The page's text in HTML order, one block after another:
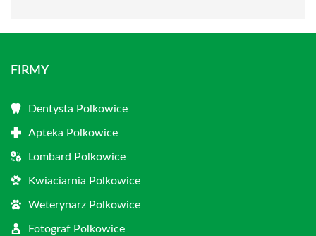
FIRMY
Dentysta Polkowice
Apteka Polkowice
Lombard Polkowice
Kwiaciarnia Polkowice
Weterynarz Polkowice
Fotograf Polkowice